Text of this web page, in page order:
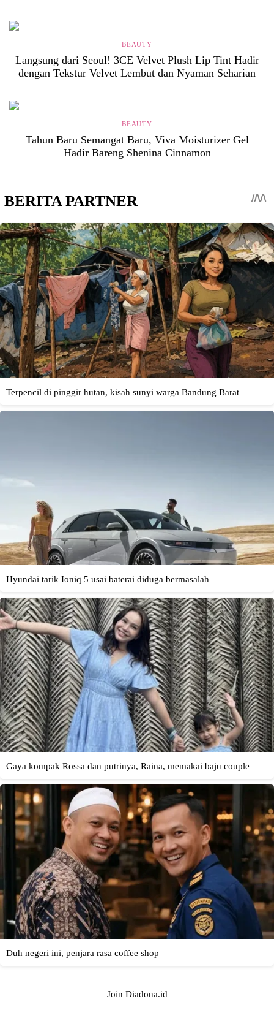
BEAUTY
Langsung dari Seoul! 3CE Velvet Plush Lip Tint Hadir
dengan Tekstur Velvet Lembut dan Nyaman Seharian
BEAUTY
Tahun Baru Semangat Baru, Viva Moisturizer Gel
Hadir Bareng Shenina Cinnamon
Join Diadona.id